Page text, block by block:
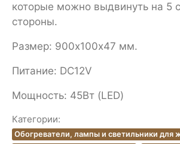
которые можно выдвинуть на 5
стороны.
Размер: 900х100х47 мм.
Питание: DC12V
Мощность: 45Вт (LED)
Категории:
Обогреватели, лампы и светильники для